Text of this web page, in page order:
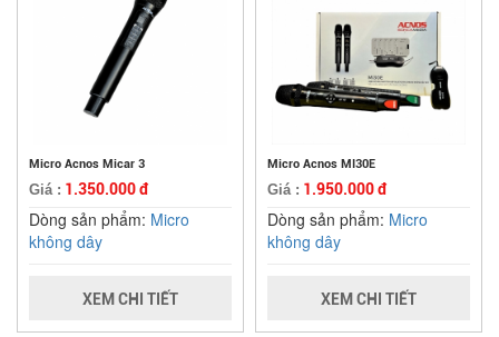
Micro Acnos Micar 3
Giá : 1.350.000 đ
Dòng sản phẩm: Micro
không dây
XEM CHI TIẾT
Micro Acnos MI30E
Giá : 1.950.000 đ
Dòng sản phẩm: Micro
không dây
XEM CHI TIẾT